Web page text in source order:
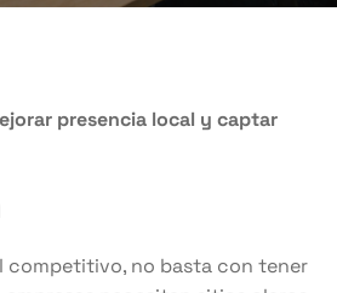
presencia local y captar
competitivo, no basta con tener